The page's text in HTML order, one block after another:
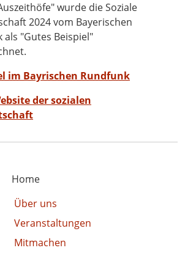
wurde die Soziale
2024 vom Bayerischen
als "Gutes Beispiel"
im Bayrischen Rundfunk
der sozialen
Home
Über uns
Veranstaltungen
Mitmachen